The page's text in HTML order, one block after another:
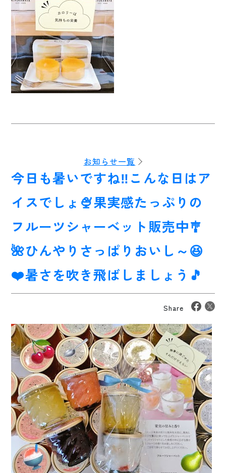
お知らせ一覧
今日も暑いですね‼️こんな日はア
イスでしょ🍨果実感たっぷりの
フルーツシャーベット販売中🎐
🌺ひんやりさっぱりおいし～😆
❤️暑さを吹き飛ばしましょう🎵
Share